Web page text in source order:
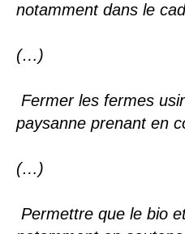
notamment dans le
(…)
Fermer les fermes
paysanne prenant en
(…)
Permettre que le bio